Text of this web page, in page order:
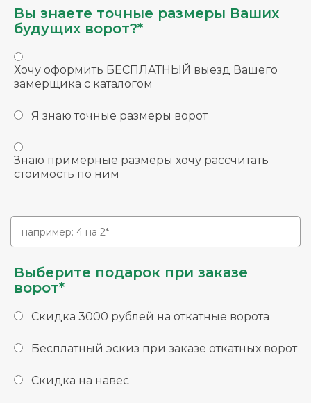
Вы знаете точные размеры Ваших
будущих ворот?*
Хочу оформить БЕСПЛАТНЫЙ выезд Вашего
замерщика с каталогом
Я знаю точные размеры ворот
Знаю примерные размеры хочу рассчитать
стоимость по ним
Выберите подарок при заказе
ворот*
Скидка 3000 рублей на откатные ворота
Бесплатный эскиз при заказе откатных ворот
Скидка на навес